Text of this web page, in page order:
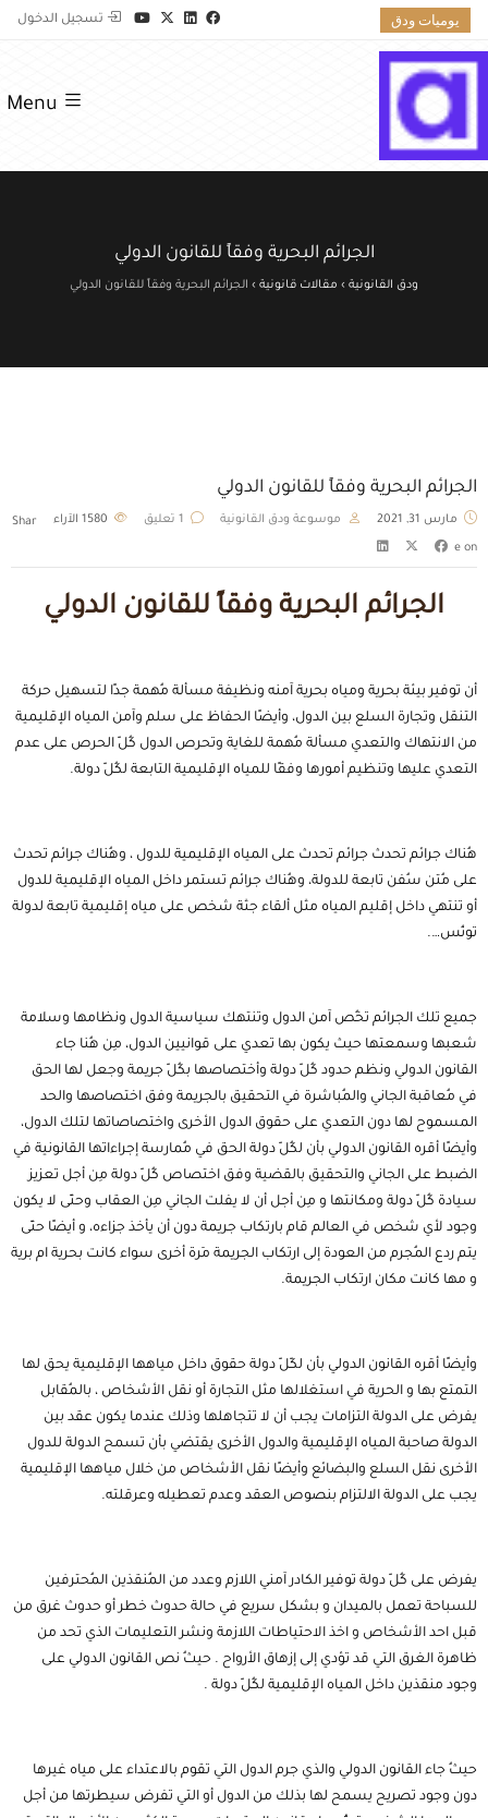
يوميات ودق تسجيل الدخول
Menu
الجرائم البحرية وفقاً للقانون الدولي
ودق القانونية › مقالات قانونية › الجرائم البحرية وفقاً للقانون الدولي
الجرائم البحرية وفقاً للقانون الدولي
مارس 31, 2021 موسوعة ودق القانونية 1 تعليق الآراء
Shar
e on
الجرائم البحرية وفقاً للقانون الدولي
أن توفير بيئة بحرية ومياه بحرية آمنه ونظيفة مسألة مُهمة جدًا لتسهيل حركة
التنقل وتجارة السلع بين الدول، وأيضًا الحفاظ على سلم وآمن المياه الإقليمية
من الانتهاك والتعدي مسألة مُهمة للغاية وتحرص الدول كُلّ الحرص على عدم
التعدي عليها وتنظيم أمورها وفقًا للمياه الإقليمية التابعة لكُلّ دولة.
هُناك جرائم تحدث جرائم تحدث على المياه الإقليمية للدول ، وهُناك جرائم تحدث
على مُتن سُفن تابعة للدولة، وهُناك جرائم تستمر داخل المياه الإقليمية للدول
أو تنتهي داخل إقليم المياه مثل ألقاء جثة شخص على مياه إقليمية تابعة لدولة
تونُس….
جميع تلك الجرائم تخُص آمن الدول وتنتهك سياسية الدول ونظامها وسلامة
شعبها وسمعتها حيث يكون بها تعدي على قوانيين الدول، مِن هُنا جاء
القانون الدولي ونظم حدود كُلّ دولة وأختصاصها بكُلّ جريمة وجعل لها الحق
في مُعاقبة الجاني والمُباشرة في التحقيق بالجريمة وفق اختصاصها والحد
المسموح لها دون التعدي على حقوق الدول الأخرى واختصاصاتها لتلك الدول،
وأيضًا أقره القانون الدولي بأن لكُلّ دولة الحق في مُمارسة إجراءاتها القانونية في
الضبط على الجاني والتحقيق بالقضية وفق اختصاص كُلّ دولة مِن أجل تعزيز
سيادة كُلّ دولة ومكانتها و مِن أجل أن لا يفلت الجاني مِن العقاب وحتّى لا يكون
وجود لأي شخص في العالم قام بارتكاب جريمة دون أن يأخذ جزاءه، و أيضًا حتّى
يتم ردع المُجرم من العودة إلى ارتكاب الجريمة مَرة أخرى سواء كانت بحرية ام برية
و مها كانت مكان ارتكاب الجريمة.
وأيضًا أقره القانون الدولي بأن لكّلّ دولة حقوق داخل مياهها الإقليمية يحق لها
التمتع بها و الحرية في استغلالها مثل التجارة أو نقل الأشخاص ، بالمُقابل
يفرض على الدولة التزامات يجب أن لا تتجاهلها وذلك عندما يكون عقد بين
الدولة صاحبة المياه الإقليمية والدول الأخرى يقتضي بأن تسمح الدولة للدول
الأخرى نقل السلع والبضائع وأيضًا نقل الأشخاص من خلال مياهها الإقليمية
يجب على الدولة الالتزام بنصوص العقد وعدم تعطيله وعرقلته.
يفرض على كُلّ دولة توفير الكادر آمني اللازم وعدد من المُنقذين المُحترفين
للسباحة تعمل بالميدان و بشكل سريع في حالة حدوث خطر أو حدوث غرق من
قبل احد الأشخاص و اخذ الاحتياطات اللازمة ونشر التعليمات الذي تحد من
ظاهرة الغرق التي قد تؤدي إلى إزهاق الأرواح . حيثُ نص القانون الدولي على
وجود منقذين داخل المياه الإقليمية لكُلّ دولة .
حيثُ جاء القانون الدولي والذي جرم الدول التي تقوم بالاعتداء على مياه غيرها
دون وجود تصريح يسمح لها بذلك من الدول أو التي تفرض سيطرتها من أجل